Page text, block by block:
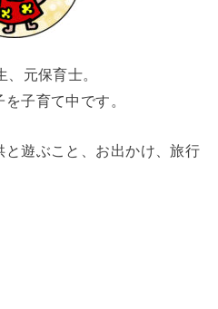
元保育士。
子育て中です。
遊ぶこと、お出かけ、旅行